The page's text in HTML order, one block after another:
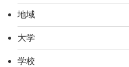
地域
大学
学校